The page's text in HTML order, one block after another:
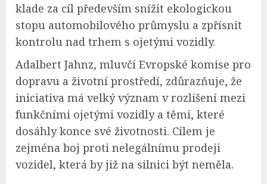
klade za cíl především snížit ekologickou
stopu automobilového průmyslu a zpřísnit
kontrolu nad trhem s ojetými vozidly.
Adalbert Jahnz, mluvčí Evropské komise pro
dopravu a životní prostředí, zdůrazňuje, že
iniciativa má velký význam v rozlišení mezi
funkčními ojetými vozidly a těmi, které
dosáhly konce své životnosti. Cílem je
zejména boj proti nelegálnímu prodeji
vozidel, která by již na silnici být neměla.